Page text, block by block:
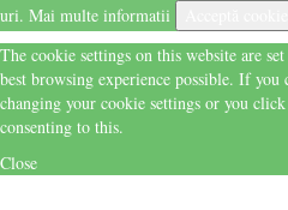
uri. Mai multe informatii
The cookie settings on this website are
best browsing experience possible. If
changing your cookie settings or you
consenting to this.
Close